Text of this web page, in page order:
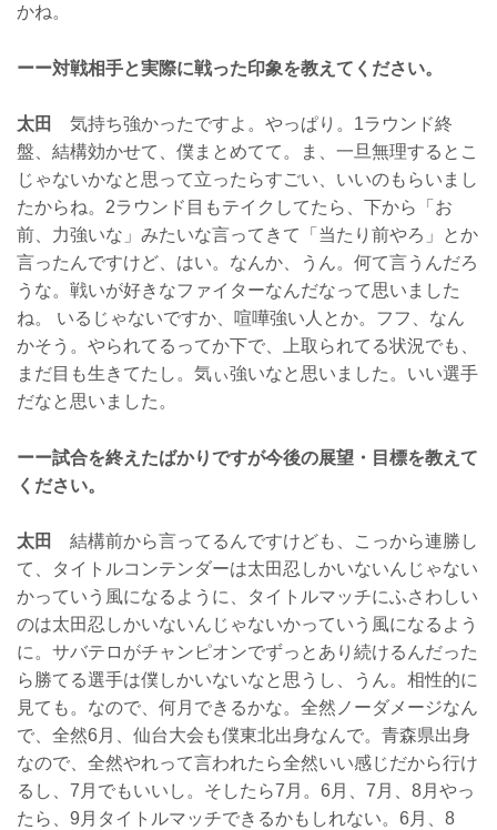
かね。
ーー対戦相手と実際に戦った印象を教えてください。
太田
気持ち強かったですよ。やっぱり。1ラウンド終
盤、結構効かせて、僕まとめてて。ま、一旦無理するとこ
じゃないかなと思って立ったらすごい、いいのもらいまし
たからね。2ラウンド目もテイクしてたら、下から「お
前、力強いな」みたいな言ってきて「当たり前やろ」とか
言ったんですけど、はい。なんか、うん。何て言うんだろ
うな。戦いが好きなファイターなんだなって思いました
ね。 いるじゃないですか、喧嘩強い人とか。フフ、なん
かそう。やられてるってか下で、上取られてる状況でも、
まだ目も生きてたし。気ぃ強いなと思いました。いい選手
だなと思いました。
ーー試合を終えたばかりですが今後の展望・目標を教えて
ください。
太田
結構前から言ってるんですけども、こっから連勝し
て、タイトルコンテンダーは太田忍しかいないんじゃない
かっていう風になるように、タイトルマッチにふさわしい
のは太田忍しかいないんじゃないかっていう風になるよう
に。サバテロがチャンピオンでずっとあり続けるんだった
ら勝てる選手は僕しかいないなと思うし、うん。相性的に
見ても。なので、何月できるかな。全然ノーダメージなん
で、全然6月、仙台大会も僕東北出身なんで。青森県出身
なので、全然やれって言われたら全然いい感じだから行け
るし、7月でもいいし。そしたら7月。6月、7月、8月やっ
たら、9月タイトルマッチできるかもしれない。6月、8